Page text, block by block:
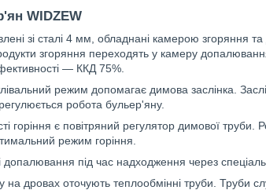
WIDZEW
зі сталі 4 мм, обладнані камерою згоряння
згоряння переходять у камеру
— ККД 75%.
режим допомагає димова заслінка.
робота бульер'яну.
горіння є повітряний регулятор димової труби.
режим горіння.
допалювання під час надходження через
дровах оточують теплообмінні труби. Труби